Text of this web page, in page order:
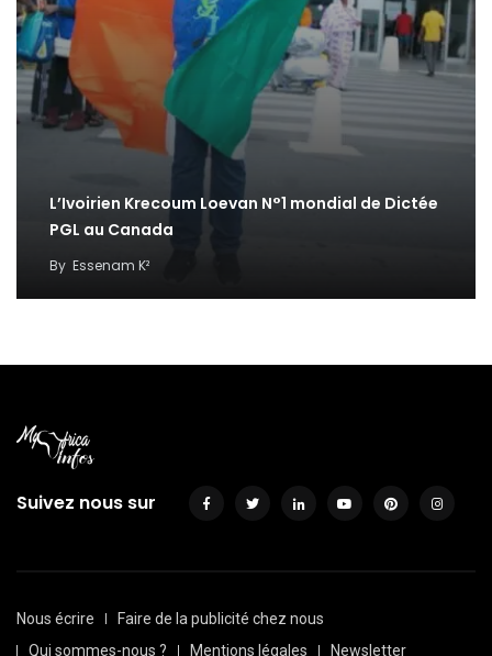
L’Ivoirien Krecoum Loevan N°1 mondial de Dictée
PGL au Canada
By Essenam K²
Suivez nous sur
Nous écrire
Faire de la publicité chez nous
Qui sommes-nous ?
Mentions légales Newsletter